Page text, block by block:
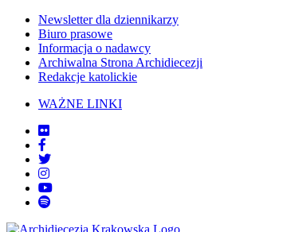
Newsletter dla dziennikarzy
Biuro prasowe
Informacja o nadawcy
Archiwalna Strona Archidiecezji
Redakcje katolickie
WAŻNE LINKI